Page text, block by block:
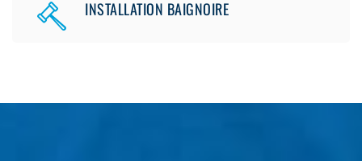
INSTALLATION BAIGNOIRE